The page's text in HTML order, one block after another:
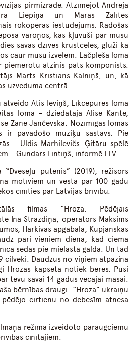
pirmizrāde. Atzīmējot Andreja
Liepiņa un Māras Zālītes
rokoperas iestudējums. Radošās
varoņos, kas kļuvuši par mūsu
savas dzīves krustcelēs, gluži kā
caur mūsu izvēlēm. Lāčplēša loma
atzinis pats komponists.
Marts Kristians Kalniņš, un, kā
uzveduma centrā.
Atis Ieviņš, Līkcepures lomā
lomā – dziedātāja Alise Kante,
Zane Jančevska. Nozīmīgas lomas
ir pavadošo mūziķu sastāvs. Pie
– Uldis Marhilevičs. Ģitāru spēlē
– Gundars Lintiņš, informē LTV.
putenis” (2019), režisors
motīviem un vēsta par 100 gadu
cīnīties par Latvijas brīvību.
filmas “Hroza. Pēdējais
Ina Strazdiņa, operators Maksims
Harkivas apgabalā, Kupjanskas
pāri vieniem dienā, kad ciema
sēdās pie mielasta galda. Un tad
cilvēki. Daudzus no viņiem atpazina
Hrozas kapsētā notiek bēres. Pusi
tēvu savai 14 gadus vecajai māsai.
bērnības draugi. “Hroza” ukraiņu
cirtienu no debesīm atnesa
režīma izveidoto paraugciemu
cīnītajiem.